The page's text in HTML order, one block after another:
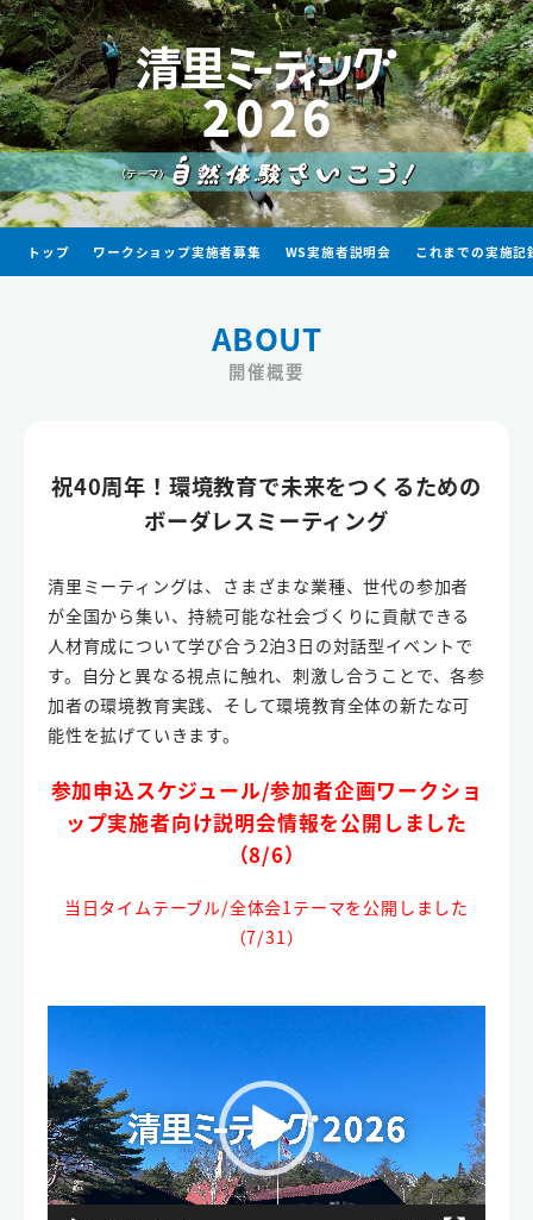
トップ ワークショップ実施者募集 WS実施者説明会 これまでの実施記
ABOUT
開催概要
祝40周年！環境教育で未来をつくるための
ボーダレスミーティング
清里ミーティングは、さまざまな業種、世代の参加者
が全国から集い、持続可能な社会づくりに貢献できる
人材育成について学び合う2泊3日の対話型イベントで
す。自分と異なる視点に触れ、刺激し合うことで、各参
加者の環境教育実践、そして環境教育全体の新たな可
能性を拡げていきます。
参加申込スケジュール/参加者企画ワークショ
ップ実施者向け説明会情報を公開しました
（8/6）
当日タイムテーブル/全体会1テーマを公開しました
（7/31）
動
プ
レ
ー
ヤ
ー